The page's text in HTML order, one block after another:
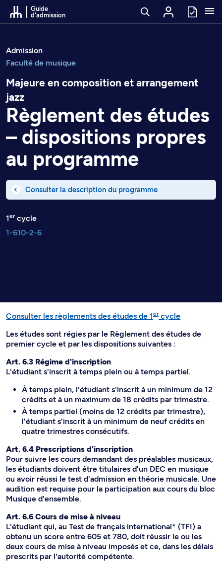
Passer au contenu
Guide
d'admission
Admission
Faculté de musique
Majeure en composition et arrangement
jazz
Règlement des études
– dispositions propres
au programme
Consulter la description du programme
1ercycle
1-610-2-6
Consulter les règlements des études de 1ercycle
Les études sont régies par le Règlement des études de
premier cycle et par les dispositions suivantes :
Art. 6.3 Régime d'inscription
L'étudiant s'inscrit à temps plein ou à temps partiel.
À temps plein, l'étudiant s'inscrit à un minimum de 12
crédits et à un maximum de 18 crédits par trimestre.
À temps partiel (moins de 12 crédits par trimestre),
l'étudiant s'inscrit à un minimum de neuf crédits en
quatre trimestres consécutifs.
Art. 6.4 Prescriptions d'inscription
Pour suivre les cours demandant des préalables musicaux,
les étudiants doivent être titulaires d'un DEC en musique
ou avoir réussi le test d'admission en théorie musicale. Une
audition est requise pour la participation aux cours du bloc
Musique d'ensemble.
Art. 6.6 Cours de mise à niveau
L'étudiant qui, au Test de français international* (TFI) a
obtenu un score entre 605 et 780, doit réussir le ou les
deux cours de mise à niveau imposés et ce, dans les délais
prescrits par l'autorité compétente.